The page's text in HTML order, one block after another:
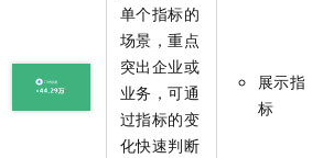
单个指标的
场景，重点
突出企业或
业务，可通
过指标的变
化快速判断
展示指
标